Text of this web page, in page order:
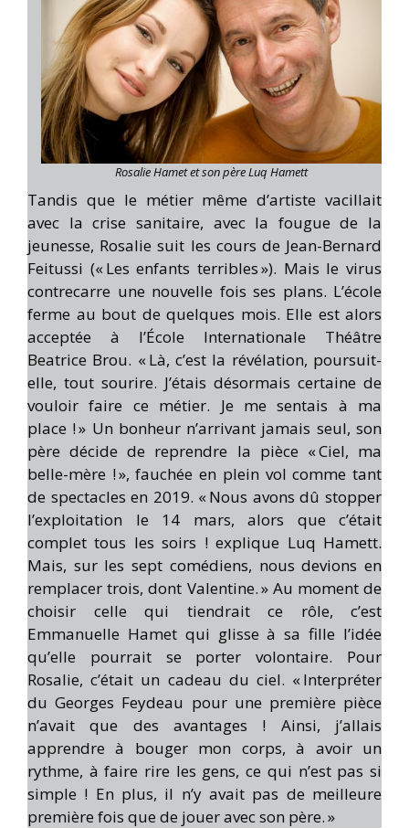
Rosalie Hamet et son père Luq Hamett
Tandis que le métier même d’artiste vacillait
avec la crise sanitaire, avec la fougue de la
jeunesse, Rosalie suit les cours de Jean-Bernard
Feitussi (« Les enfants terribles »). Mais le virus
contrecarre une nouvelle fois ses plans. L’école
ferme au bout de quelques mois. Elle est alors
acceptée à l’École Internationale Théâtre
Beatrice Brou. « Là, c’est la révélation, poursuit-
elle, tout sourire. J’étais désormais certaine de
vouloir faire ce métier. Je me sentais à ma
place ! » Un bonheur n’arrivant jamais seul, son
père décide de reprendre la pièce « Ciel, ma
belle-mère ! », fauchée en plein vol comme tant
de spectacles en 2019. « Nous avons dû stopper
l’exploitation le 14 mars, alors que c’était
complet tous les soirs ! explique Luq Hamett.
Mais, sur les sept comédiens, nous devions en
remplacer trois, dont Valentine. » Au moment de
choisir celle qui tiendrait ce rôle, c’est
Emmanuelle Hamet qui glisse à sa fille l’idée
qu’elle pourrait se porter volontaire. Pour
Rosalie, c’était un cadeau du ciel. « Interpréter
du Georges Feydeau pour une première pièce
n’avait que des avantages ! Ainsi, j’allais
apprendre à bouger mon corps, à avoir un
rythme, à faire rire les gens, ce qui n’est pas si
simple ! En plus, il n’y avait pas de meilleure
première fois que de jouer avec son père. »